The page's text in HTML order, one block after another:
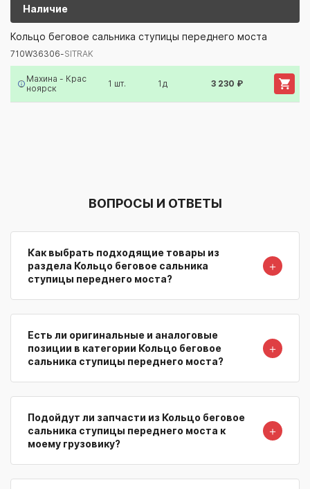
Наличие
Артикул/БрендНаименование
710W36306-SITRAK
Кольцо беговое сальника ступицы переднего моста
710W36306-SITRAK
Махина - Крас
ноярск
1 шт. 1д 3 230 ₽
ВОПРОСЫ И ОТВЕТЫ
Как выбрать подходящие товары из
раздела Кольцо беговое сальника
ступицы переднего моста?
＋
Есть ли оригинальные и аналоговые
позиции в категории Кольцо беговое
сальника ступицы переднего моста?
＋
Подойдут ли запчасти из Кольцо беговое
сальника ступицы переднего моста к
моему грузовику?
＋